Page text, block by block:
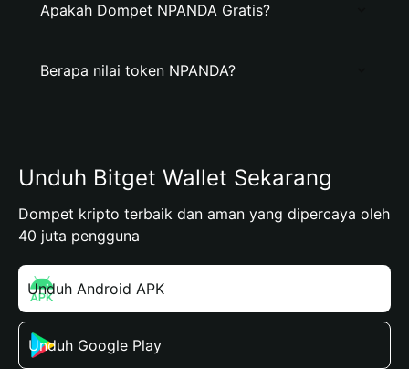
Apakah Dompet NPANDA Gratis?
Berapa nilai token NPANDA?
Unduh Bitget Wallet Sekarang
Dompet kripto terbaik dan aman yang dipercaya oleh
40 juta pengguna
Unduh Android APK
Unduh Google Play